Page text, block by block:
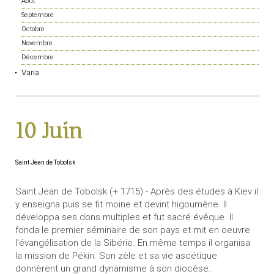
Septembre
Octobre
Novembre
Décembre
Varia
10 Juin
Saint Jean de Tobolsk
Saint Jean de Tobolsk (+ 1715) - Après des études à Kiev il
y enseigna puis se fit moine et devint higoumène. Il
développa ses dons multiples et fut sacré évêque. Il
fonda le premier séminaire de son pays et mit en oeuvre
l'évangélisation de la Sibérie. En même temps il organisa
la mission de Pékin. Son zèle et sa vie ascétique
donnèrent un grand dynamisme à son diocèse.